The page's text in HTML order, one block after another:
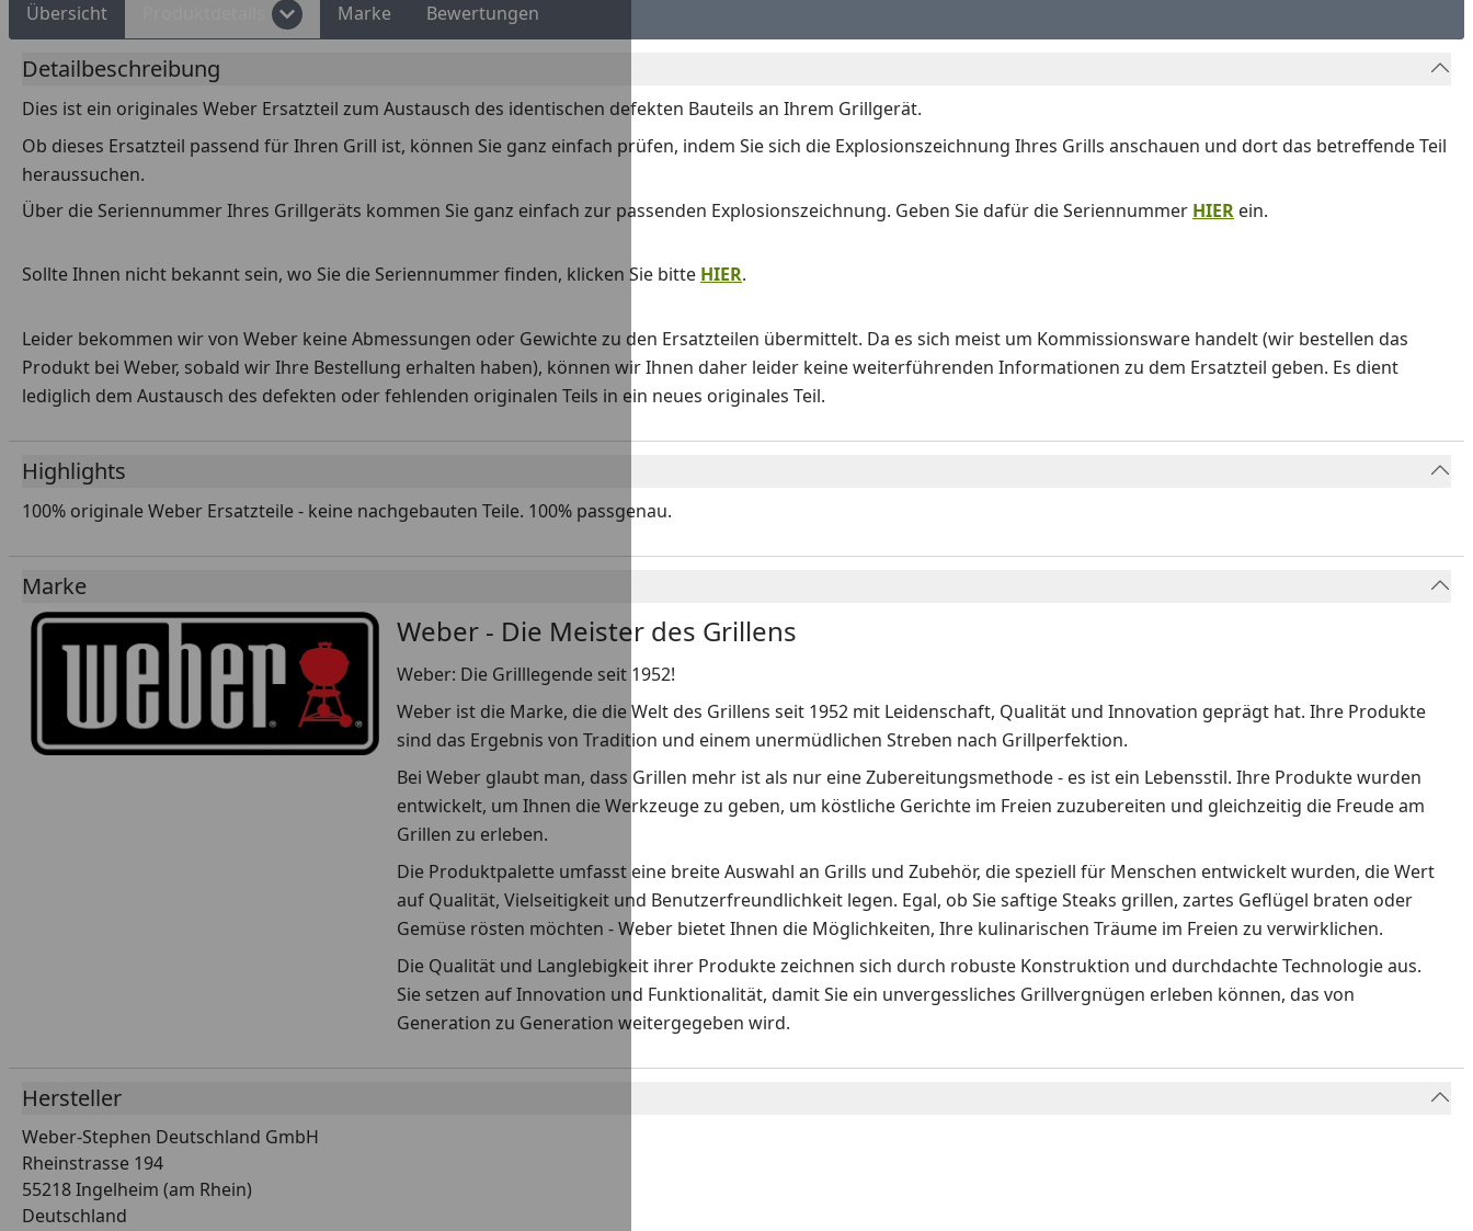
Übersicht Marke Bewertungen
Detailbeschreibung
Dies ist ein originales Weber Ersatzteil zum Austausch des identischen defekten Bauteils an Ihrem Grillgerät.
Ob dieses Ersatzteil passend für Ihren Grill ist, können Sie ganz einfach prüfen, indem Sie sich die Explosionszeichnung Ihres Grills anschauen und dort das betreffende Teil
heraussuchen.
Über die Seriennummer Ihres Grillgeräts kommen Sie ganz einfach zur passenden Explosionszeichnung. Geben Sie dafür die Seriennummer HIER ein.
Sollte Ihnen nicht bekannt sein, wo Sie die Seriennummer finden, klicken Sie bitte HIER.
Leider bekommen wir von Weber keine Abmessungen oder Gewichte zu den Ersatzteilen übermittelt. Da es sich meist um Kommissionsware handelt (wir bestellen das
Produkt bei Weber, sobald wir Ihre Bestellung erhalten haben), können wir Ihnen daher leider keine weiterführenden Informationen zu dem Ersatzteil geben. Es dient
lediglich dem Austausch des defekten oder fehlenden originalen Teils in ein neues originales Teil.
Highlights
100% originale Weber Ersatzteile - keine nachgebauten Teile. 100% passgenau.
Marke
Weber - Die Meister des Grillens
Weber: Die Grilllegende seit 1952!
Weber ist die Marke, die die Welt des Grillens seit 1952 mit Leidenschaft, Qualität und Innovation geprägt hat. Ihre Produkte
sind das Ergebnis von Tradition und einem unermüdlichen Streben nach Grillperfektion.
Bei Weber glaubt man, dass Grillen mehr ist als nur eine Zubereitungsmethode - es ist ein Lebensstil. Ihre Produkte wurden
entwickelt, um Ihnen die Werkzeuge zu geben, um köstliche Gerichte im Freien zuzubereiten und gleichzeitig die Freude am
Grillen zu erleben.
Die Produktpalette umfasst eine breite Auswahl an Grills und Zubehör, die speziell für Menschen entwickelt wurden, die Wert
auf Qualität, Vielseitigkeit und Benutzerfreundlichkeit legen. Egal, ob Sie saftige Steaks grillen, zartes Geflügel braten oder
Gemüse rösten möchten - Weber bietet Ihnen die Möglichkeiten, Ihre kulinarischen Träume im Freien zu verwirklichen.
Die Qualität und Langlebigkeit ihrer Produkte zeichnen sich durch robuste Konstruktion und durchdachte Technologie aus.
Sie setzen auf Innovation und Funktionalität, damit Sie ein unvergessliches Grillvergnügen erleben können, das von
Generation zu Generation weitergegeben wird.
Hersteller
Weber-Stephen Deutschland GmbH
Rheinstrasse 194
55218 Ingelheim (am Rhein)
Deutschland